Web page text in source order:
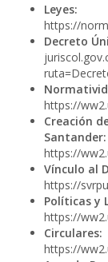
Leyes:
https://
Decreto
https://
Creación
Santander:
https://
Vínculo al
https://
Políticas y
https://
Circulares:
https://